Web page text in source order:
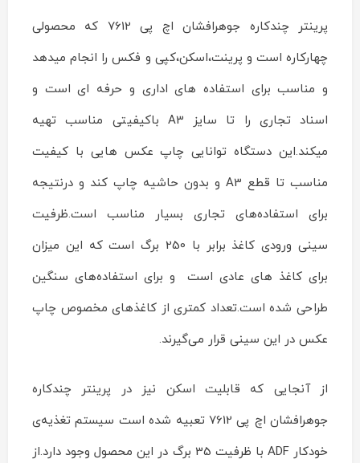
ماشین
اداری
چاپگر
25Rating:
پرینتر چندکاره جوهرافشان اچ پی 7612 که محصولی
چهارکاره است و پرینت،اسکن،کپی و فکس را انجام میدهد
و مناسب برای استفاده های اداری و حرفه ای است و
اسناد تجاری را تا سایز A3 باکیفیتی مناسب تهیه
میکند.این دستگاه توانایی چاپ عکس هایی با کیفیت
مناسب تا قطع A3 و بدون حاشیه چاپ کند و درنتیجه
برای استفاده‌های تجاری بسیار مناسب است.ظرفیت
سینی ورودی کاغذ برابر با 250 برگ است که این میزان
برای کاغذ های عادی است و برای استفاده‌های سنگین
طراحی شده است.تعداد کمتری از کاغذ‌های مخصوص چاپ
عکس در این سینی قرار می‌گیرند.
از آنجایی که قابلیت اسکن نیز در پرینتر چندکاره
جوهرافشان اچ پی 7612 تعبیه شده است سیستم تغذیه‌ی
خودکار ADF با ظرفیت 35 برگ در این محصول وجود دارد.از